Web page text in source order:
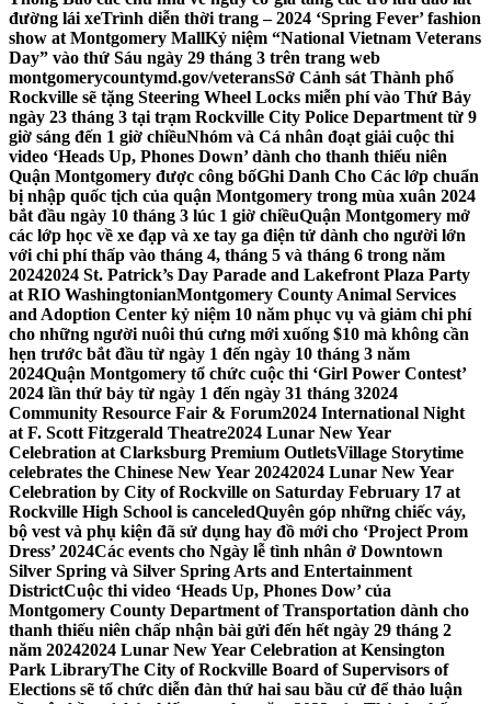
đường lái xeTrình diễn thời trang – 2024 ‘Spring Fever’ fashion
show at Montgomery MallKỷ niệm “National Vietnam Veterans
Day” vào thứ Sáu ngày 29 tháng 3 trên trang web
montgomerycountymd.gov/veteransSở Cảnh sát Thành phố
Rockville sẽ tặng Steering Wheel Locks miễn phí vào Thứ Bảy
ngày 23 tháng 3 tại trạm Rockville City Police Department từ 9
giờ sáng đến 1 giờ chiềuNhóm và Cá nhân đoạt giải cuộc thi
video ‘Heads Up, Phones Down’ dành cho thanh thiếu niên
Quận Montgomery được công bốGhi Danh Cho Các lớp chuẩn
bị nhập quốc tịch của quận Montgomery trong mùa xuân 2024
bắt đầu ngày 10 tháng 3 lúc 1 giờ chiềuQuận Montgomery mở
các lớp học về xe đạp và xe tay ga điện tử dành cho người lớn
với chi phí thấp vào tháng 4, tháng 5 và tháng 6 trong năm
20242024 St. Patrick’s Day Parade and Lakefront Plaza Party
at RIO WashingtonianMontgomery County Animal Services
and Adoption Center kỷ niệm 10 năm phục vụ và giảm chi phí
cho những người nuôi thú cưng mới xuống $10 mà không cần
hẹn trước bắt đầu từ ngày 1 đến ngày 10 tháng 3 năm
2024Quận Montgomery tổ chức cuộc thi ‘Girl Power Contest’
2024 lần thứ bảy từ ngày 1 đến ngày 31 tháng 32024
Community Resource Fair & Forum2024 International Night
at F. Scott Fitzgerald Theatre2024 Lunar New Year
Celebration at Clarksburg Premium OutletsVillage Storytime
celebrates the Chinese New Year 20242024 Lunar New Year
Celebration by City of Rockville on Saturday February 17 at
Rockville High School is canceledQuyên góp những chiếc váy,
bộ vest và phụ kiện đã sử dụng hay đồ mới cho ‘Project Prom
Dress’ 2024Các events cho Ngày lễ tình nhân ở Downtown
Silver Spring và Silver Spring Arts and Entertainment
DistrictCuộc thi video ‘Heads Up, Phones Dow’ của
Montgomery County Department of Transportation dành cho
thanh thiếu niên chấp nhận bài gửi đến hết ngày 29 tháng 2
năm 20242024 Lunar New Year Celebration at Kensington
Park LibraryThe City of Rockville Board of Supervisors of
Elections sẽ tổ chức diễn đàn thứ hai sau bầu cử để thảo luận